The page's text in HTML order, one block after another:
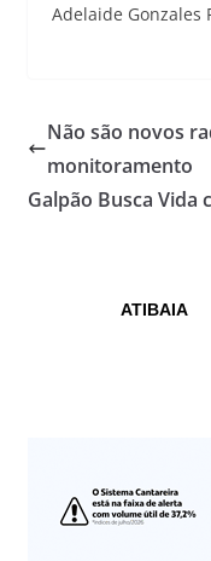
Adelaide Gonzales
Não são novos
monitoramento
Galpão Busca Vida